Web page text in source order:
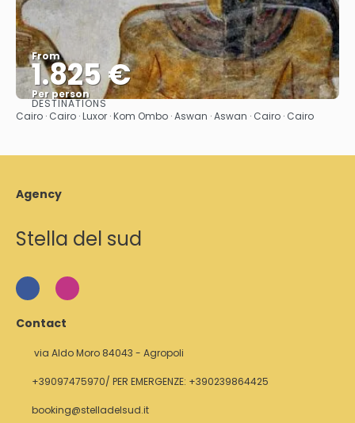
From
1.825 €
Per person
See
DESTINATIONS
Cairo · Cairo · Luxor · Kom Ombo · Aswan · Aswan · Cairo · Cairo
Agency
Stella del sud
Contact
via Aldo Moro 84043 - Agropoli
+39097475970/ PER EMERGENZE: +390239864425
booking@stelladelsud.it